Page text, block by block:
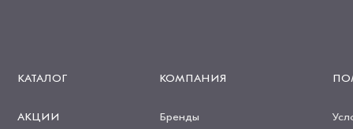
КАТАЛОГ
АКЦИИ
КОМПАНИЯ
Бренды